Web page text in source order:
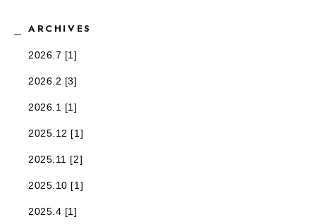
ARCHIVES
2026.7 [1]
2026.2 [3]
2026.1 [1]
2025.12 [1]
2025.11 [2]
2025.10 [1]
2025.4 [1]